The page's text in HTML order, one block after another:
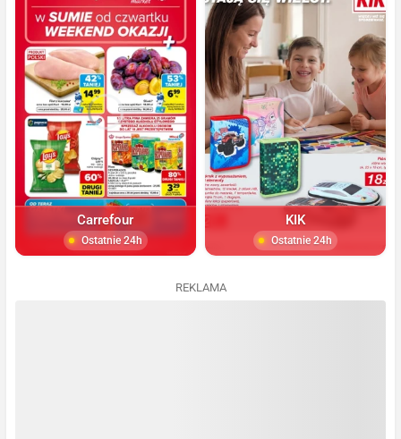
Carrefour
Ostatnie 24h
KIK
Ostatnie 24h
REKLAMA